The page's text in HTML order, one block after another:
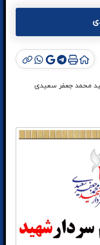
محمد جعفر سعیدی